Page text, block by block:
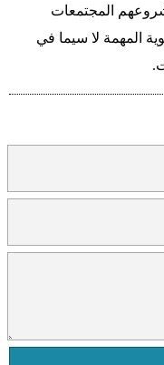
المجتمعات
المهمة لا سيما في